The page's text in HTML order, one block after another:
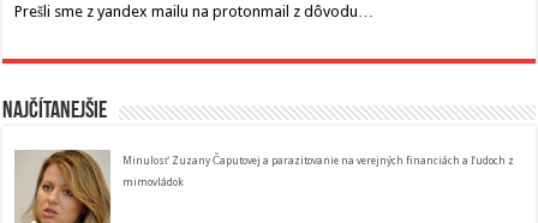
Prešli sme z yandex mailu na protonmail z dôvodu…
Najčítanejšie
Minulosť Zuzany Čaputovej a parazitovanie na verejných financiách a ľudoch z
mimovládok